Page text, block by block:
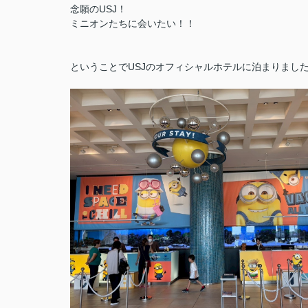
念願のUSJ！
ミニオンたちに会いたい！！
ということでUSJのオフィシャルホテルに泊まりまし